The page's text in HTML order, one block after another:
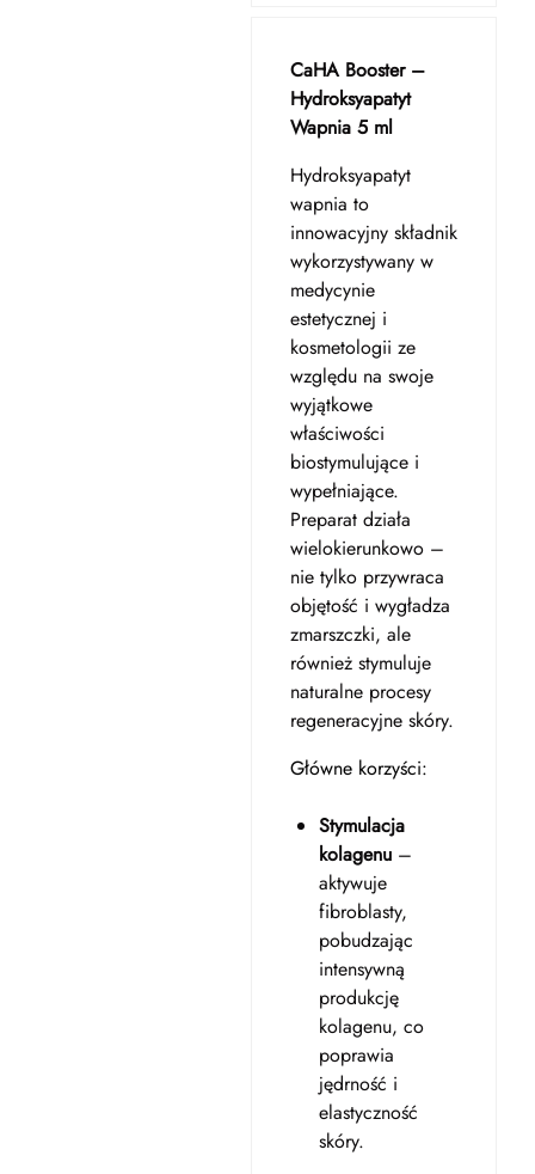
CaHA Booster –
Hydroksyapatyt
Wapnia 5 ml
Hydroksyapatyt
wapnia to
innowacyjny składnik
wykorzystywany w
medycynie
estetycznej i
kosmetologii ze
względu na swoje
wyjątkowe
właściwości
biostymulujące i
wypełniające.
Preparat działa
wielokierunkowo –
nie tylko przywraca
objętość i wygładza
zmarszczki, ale
również stymuluje
naturalne procesy
regeneracyjne skóry.
Główne korzyści:
Stymulacja
kolagenu–
aktywuje
fibroblasty,
pobudzając
intensywną
produkcję
kolagenu, co
poprawia
jędrność i
elastyczność
skóry.